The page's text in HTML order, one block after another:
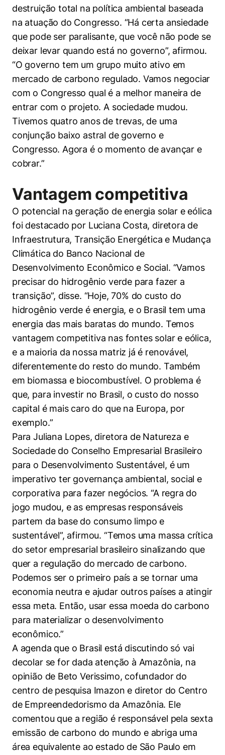
destruição total na política ambiental baseada
na atuação do Congresso. “Há certa ansiedade
que pode ser paralisante, que você não pode se
deixar levar quando está no governo”, afirmou.
“O governo tem um grupo muito ativo em
mercado de carbono regulado. Vamos negociar
com o Congresso qual é a melhor maneira de
entrar com o projeto. A sociedade mudou.
Tivemos quatro anos de trevas, de uma
conjunção baixo astral de governo e
Congresso. Agora é o momento de avançar e
cobrar.”
Vantagem competitiva
O potencial na geração de energia solar e eólica
foi destacado por Luciana Costa, diretora de
Infraestrutura, Transição Energética e Mudança
Climática do Banco Nacional de
Desenvolvimento Econômico e Social. “Vamos
precisar do hidrogênio verde para fazer a
transição”, disse. “Hoje, 70% do custo do
hidrogênio verde é energia, e o Brasil tem uma
energia das mais baratas do mundo. Temos
vantagem competitiva nas fontes solar e eólica,
e a maioria da nossa matriz já é renovável,
diferentemente do resto do mundo. Também
em biomassa e biocombustível. O problema é
que, para investir no Brasil, o custo do nosso
capital é mais caro do que na Europa, por
exemplo.”
Para Juliana Lopes, diretora de Natureza e
Sociedade do Conselho Empresarial Brasileiro
para o Desenvolvimento Sustentável, é um
imperativo ter governança ambiental, social e
corporativa para fazer negócios. “A regra do
jogo mudou, e as empresas responsáveis
partem da base do consumo limpo e
sustentável”, afirmou. “Temos uma massa crítica
do setor empresarial brasileiro sinalizando que
quer a regulação do mercado de carbono.
Podemos ser o primeiro país a se tornar uma
economia neutra e ajudar outros países a atingir
essa meta. Então, usar essa moeda do carbono
para materializar o desenvolvimento
econômico.”
A agenda que o Brasil está discutindo só vai
decolar se for dada atenção à Amazônia, na
opinião de Beto Verissimo, cofundador do
centro de pesquisa Imazon e diretor do Centro
de Empreendedorismo da Amazônia. Ele
comentou que a região é responsável pela sexta
emissão de carbono do mundo e abriga uma
área equivalente ao estado de São Paulo em